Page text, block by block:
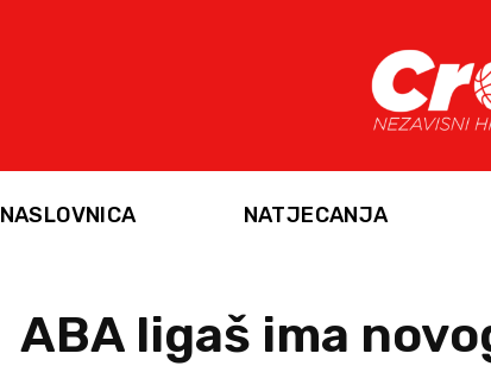
NASLOVNICA NATJECANJA
ABA ligaš ima